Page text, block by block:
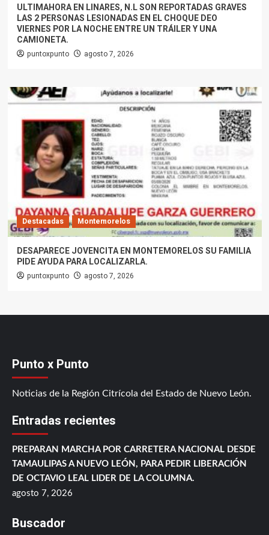
ULTIMAHORA EN LINARES, N.L SON REPORTADAS GRAVES
LAS 2 PERSONAS LESIONADAS EN EL CHOQUE DEO
VIERNES POR LA NOCHE ENTRE UN TRÁILER Y UNA
CAMIONETA.
puntoxpunto agosto 7, 2026
Destacadas Montemorelos
DESAPARECE JOVENCITA EN MONTEMORELOS SU FAMILIA
PIDE AYUDA PARA LOCALIZARLA.
puntoxpunto agosto 7, 2026
Punto x Punto
Noticias de la Región Citrícola del Estado de Nuevo León.
Entradas recientes
PREPARAN MARCHA POR CARRETERA NACIONAL DESDE
TAMAULIPAS A NUEVO LEÓN, PARA PEDIR LIBERACIÓN
DE OCTAVIO LEAL LIDER DE LA COLUMNA.
agosto 7, 2026
Buscador